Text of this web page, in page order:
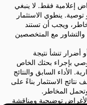
إعلامية فقط. لا ينبغي
ينطوي الاستثمار
ويجب أن تستند
والتشاور مع المتخصصين
أضرار تنشأ نتيجة
بإجراء بحثك الخاص
الأداء السابق والنتائج
الاستثمار بناءً على
المخاطر.
لأغراض توضيحية ومناقشة